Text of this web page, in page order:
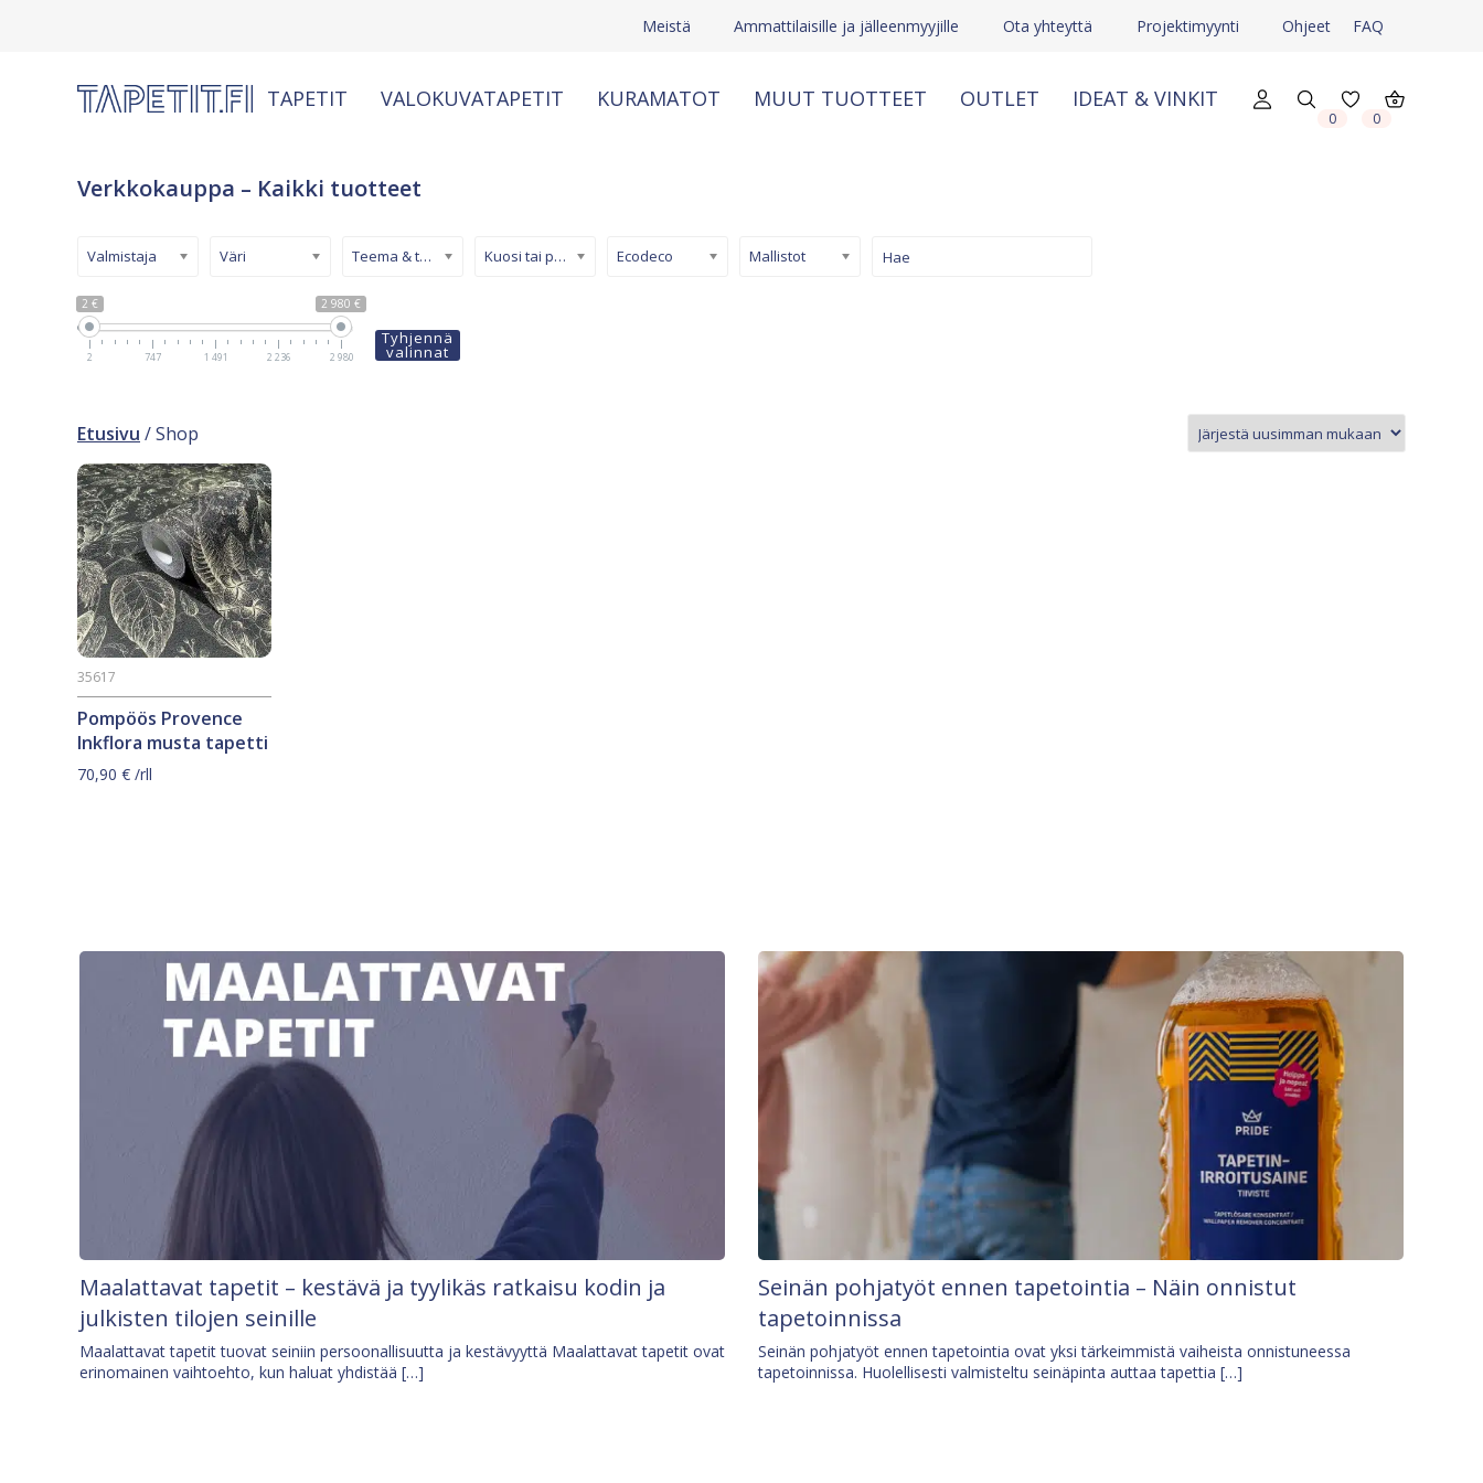
Meistä Ammattilaisille ja jälleenmyyjille Ota yhteyttä Projektimyynti Ohjeet FAQ
TAPETIT VALOKUVATAPETIT KURAMATOT MUUT TUOTTEET OUTLET IDEAT & VINKIT
0 0
Verkkokauppa – Kaikki tuotteet
2 € 2 980 €
2 747 1 491 2 236 2 980
Valmistaja Väri Teema & tyyli Kuosi tai pinta Ecodeco Mallistot
Tyhjennä
valinnat
Etusivu / Shop
Pompöös Provence
Inkflora musta tapetti
35617
70,90 € /rll
Maalattavat tapetit – kestävä ja tyylikäs ratkaisu kodin ja
julkisten tilojen seinille
Maalattavat tapetit tuovat seiniin persoonallisuutta ja kestävyyttä Maalattavat tapetit ovat
erinomainen vaihtoehto, kun haluat yhdistää […]
Seinän pohjatyöt ennen tapetointia – Näin onnistut
tapetoinnissa
Seinän pohjatyöt ennen tapetointia ovat yksi tärkeimmistä vaiheista onnistuneessa
tapetoinnissa. Huolellisesti valmisteltu seinäpinta auttaa tapettia […]